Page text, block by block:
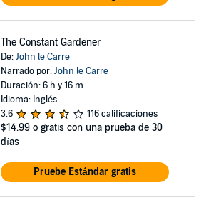
The Constant Gardener
De:John le Carre
Narrado por:John le Carre
Duración: 6 h y 16 m
Idioma: Inglés
3.6
116 calificaciones
$14.99 o gratis con una prueba de 30
días
Pruebe Estándar gratis